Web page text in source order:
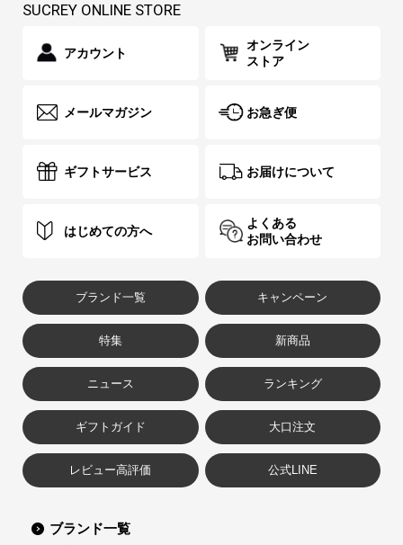
SUCREY ONLINE STORE
アカウント
オンライン
ストア
メールマガジン お急ぎ便
ギフトサービス お届けについて
はじめての方へ
よくある
お問い合わせ
ブランド一覧 キャンペーン
特集 新商品
ニュース ランキング
ギフトガイド 大口注文
レビュー高評価 公式LINE
ブランド一覧